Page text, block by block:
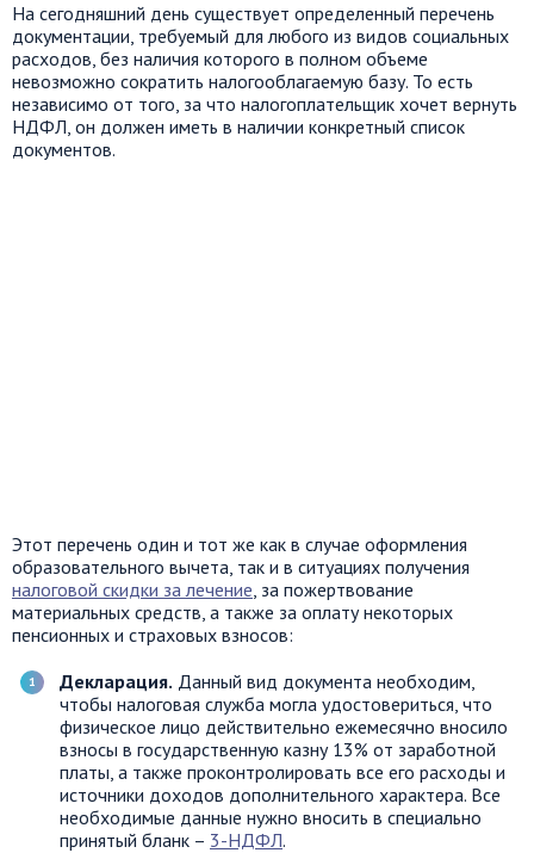
На сегодняшний день существует определенный перечень
документации, требуемый для любого из видов социальных
расходов, без наличия которого в полном объеме
невозможно сократить налогооблагаемую базу. То есть
независимо от того, за что налогоплательщик хочет вернуть
НДФЛ, он должен иметь в наличии конкретный список
документов.
Этот перечень один и тот же как в случае оформления
образовательного вычета, так и в ситуациях получения
налоговой скидки за лечение, за пожертвование
материальных средств, а также за оплату некоторых
пенсионных и страховых взносов:
Декларация. Данный вид документа необходим,
чтобы налоговая служба могла удостовериться, что
физическое лицо действительно ежемесячно вносило
взносы в государственную казну 13% от заработной
платы, а также проконтролировать все его расходы и
источники доходов дополнительного характера. Все
необходимые данные нужно вносить в специально
принятый бланк – 3-НДФЛ.